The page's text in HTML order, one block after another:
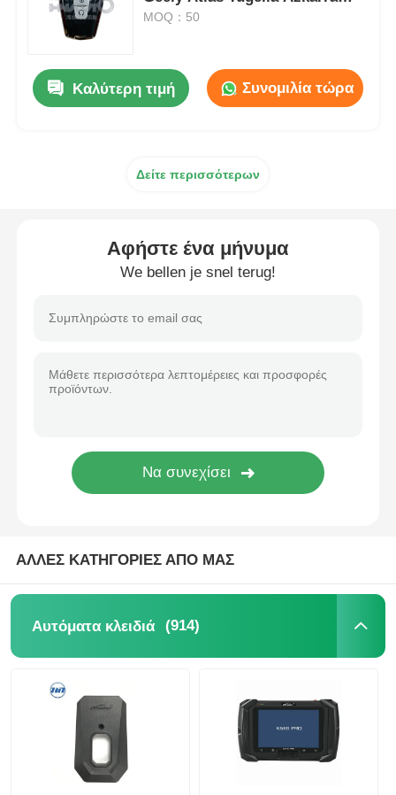
Λεπίδα κλειδιού αυτοκινήτου
τσιπ αναμεταδοτών
Μηχανή κλειδαριού
Κλειδί KEYDIY έξυπνο
Coolray Key Shell Cover
MOQ：50
Καλύτερη τιμή Συνομιλία τώρα
Δείτε περισσότερων
Αφήστε ένα μήνυμα
We bellen je snel terug!
ΑΛΛΕΣ ΚΑΤΗΓΟΡΙΕΣ ΑΠΟ ΜΑΣ
Αυτόματα κλειδιά (914)